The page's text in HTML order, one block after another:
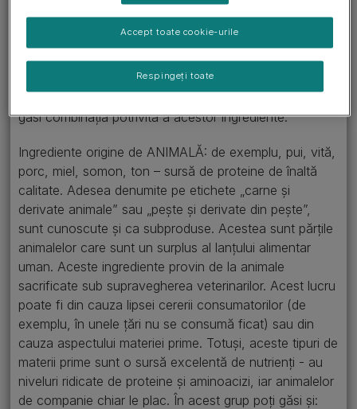
de tehnic și s-ar putea să nu fie ușor de înțeles.
Așadar, hai să clarificăm ca să înțelegi mai bine ce se
află în produsele Purina pentru animale de companie.
găsi combinația potrivită a acestor ingrediente:
Ingrediente origine de ANIMALĂ: de exemplu, pui, vită,
porc, miel, somon, ton – sursă de proteine de înaltă
calitate. Adesea denumite pe etichete „carne și
derivate animale” sau „pește și derivate din pește”,
sunt cunoscute și ca subproduse. Acestea sunt părțile
animalelor care sunt un surplus al lanțului alimentar
uman. Aceste ingrediente provin de la animale
sacrificate sub supravegherea veterinarilor. Acest lucru
poate fi din cauza lipsei cererii consumatorilor (de
exemplu, în unele țări nu se consumă ficat) sau din
cauza aspectului materiei prime. Totuși, aceste tipuri de
materii prime sunt o sursă excelentă de nutrienți - au
niveluri ridicate de proteine și aminoacizi, iar animalelor
de companie chiar le plac. În acest grup poți găsi și:
Respingeți toate
Accept toate cookie-urile